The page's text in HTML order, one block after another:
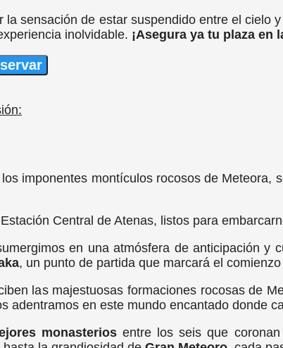
la sensación de estar suspendido entre el
inolvidable. ¡Asegura ya tu plaza en
imponentes montículos rocosos de Meteora,
Central de Atenas, listos para
en una atmósfera de anticipación y
, un punto de partida que marcará el
las majestuosas formaciones rocosas de
adentramos en este mundo encantado donde
monasteriosentre los seis que coronan